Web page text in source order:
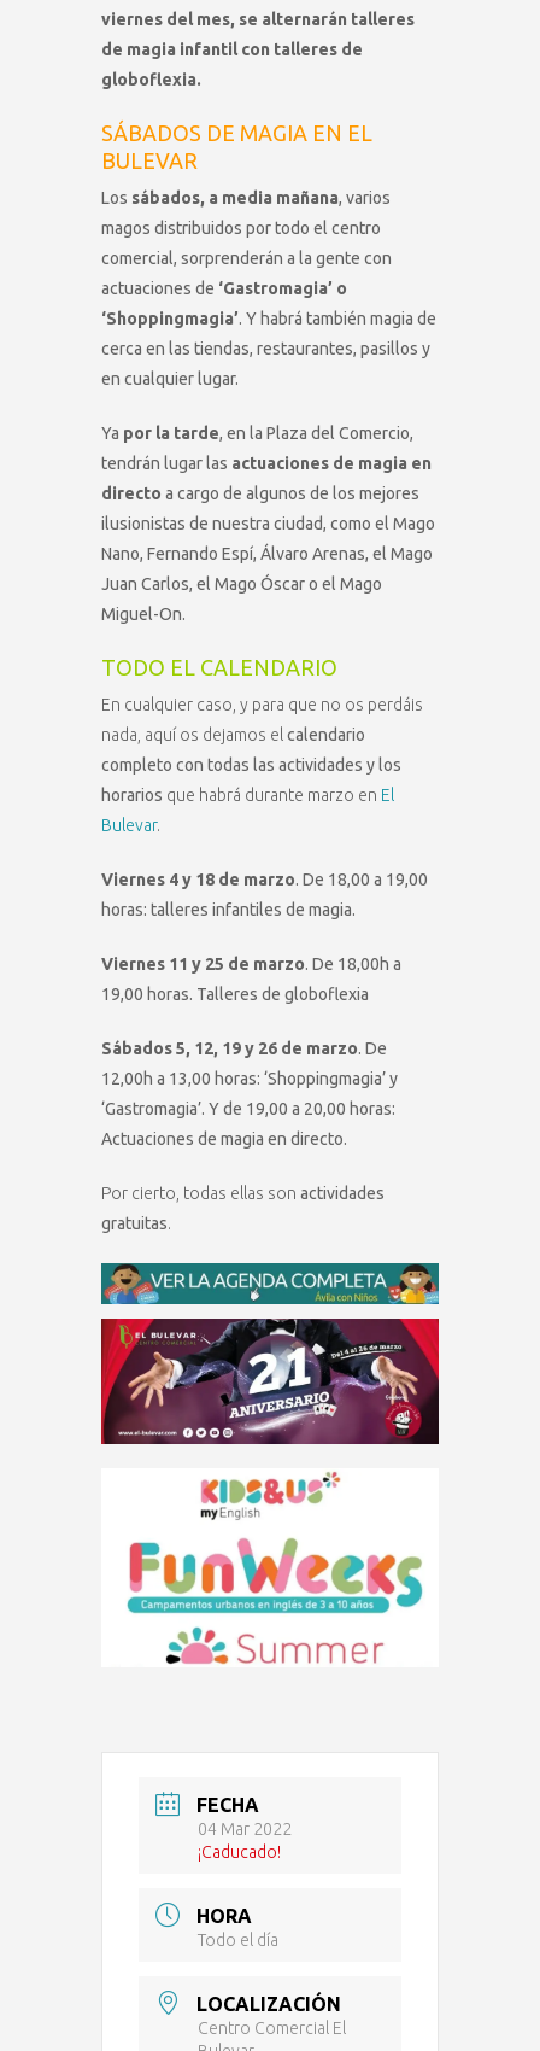
viernes del mes, se alternarán talleres
de magia infantil con talleres de
globoflexia.
SÁBADOS DE MAGIA EN EL
BULEVAR
Los sábados, a media mañana, varios
magos distribuidos por todo el centro
comercial, sorprenderán a la gente con
actuaciones de ‘Gastromagia’ o
‘Shoppingmagia’. Y habrá también magia de
cerca en las tiendas, restaurantes, pasillos y
en cualquier lugar.
Ya por la tarde, en la Plaza del Comercio,
tendrán lugar las actuaciones de magia en
directo a cargo de algunos de los mejores
ilusionistas de nuestra ciudad, como el Mago
Nano, Fernando Espí, Álvaro Arenas, el Mago
Juan Carlos, el Mago Óscar o el Mago
Miguel-On.
TODO EL CALENDARIO
En cualquier caso, y para que no os perdáis
nada, aquí os dejamos el calendario
completo con todas las actividades y los
horarios que habrá durante marzo en El
Bulevar.
Viernes 4 y 18 de marzo. De 18,00 a 19,00
horas: talleres infantiles de magia.
Viernes 11 y 25 de marzo. De 18,00h a
19,00 horas. Talleres de globoflexia
Sábados 5, 12, 19 y 26 de marzo. De
12,00h a 13,00 horas: ‘Shoppingmagia’ y
‘Gastromagia’. Y de 19,00 a 20,00 horas:
Actuaciones de magia en directo.
Por cierto, todas ellas son actividades
gratuitas.
FECHA
04 Mar 2022
¡Caducado!
HORA
Todo el día
LOCALIZACIÓN
Centro Comercial El